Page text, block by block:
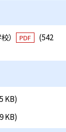
） PDF
(542
KB)
KB)